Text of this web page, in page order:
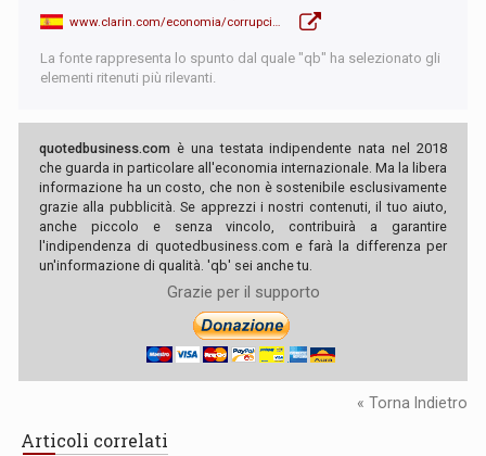
La fonte rappresenta lo spunto dal quale "qb" ha selezionato gli
elementi ritenuti più rilevanti.
quotedbusiness.com è una testata indipendente nata nel 2018
che guarda in particolare all'economia internazionale. Ma la libera
informazione ha un costo, che non è sostenibile esclusivamente
grazie alla pubblicità. Se apprezzi i nostri contenuti, il tuo aiuto,
anche piccolo e senza vincolo, contribuirà a garantire
l'indipendenza di quotedbusiness.com e farà la differenza per
un'informazione di qualità. 'qb' sei anche tu.
Grazie per il supporto
« Torna Indietro
Articoli correlati